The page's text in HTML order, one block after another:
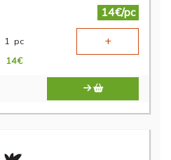
14€/pc
1 pc +
14€